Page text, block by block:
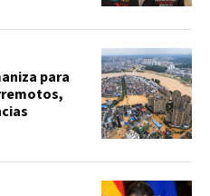
para